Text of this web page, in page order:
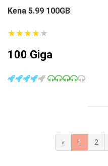
Kena 5.99 100GB
★★★★★
★★★★★
100 Giga
« 1 2